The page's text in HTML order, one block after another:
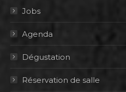
Jobs
Agenda
Dégustation
Réservation de salle